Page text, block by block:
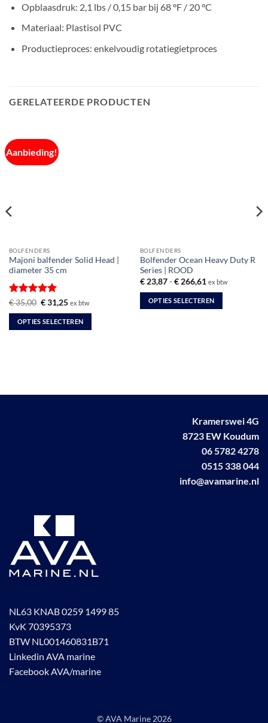
Opblaasdruk: 2,1 lbs / 0,15 bar bij 68 °F / 20 °C
Materiaal: Plastisol PVC
Productieproces: enkelvoudig rotatiegietproces
GERELATEERDE PRODUCTEN
Aanbieding!
BOLFENDERS
Majoni balfender Solid Head |
diameter 35 cm
Gewaardeerd
5uit 5
€35,00 Oorspronkelijke
was:
€ 35,00.
€31,25Huidige
is:
€ 31,25.
ex btw
OPTIES SELECTEREN
BOLFENDERS
Bolfender Ocean Heavy Duty R
Series | ROOD
€23,87 - €266,61 Prijsklasse:
tot
€ 266,61
ex btw
OPTIES SELECTEREN
Kramerswei 4G
8723 EW Koudum
06 5782 4278
0515 338 044
info@avamarine.nl
NL63 KNAB 0259 1499 85
KvK 70395373
BTW NL001460831B71
Linkedin AVA marine
Facebook AVA/marine
© AVA Marine 2026